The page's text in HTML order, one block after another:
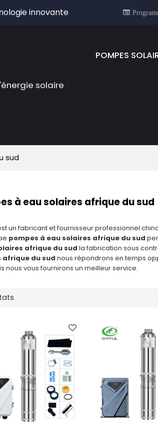
innovante
solaire
POMPES
sud
à eau solaires afrique du sud
un fabricant et fournisseur professionnel
pompes à eau solaires afrique du sud
afrique du sud la fabrication sous
afrique du sud nous répondrons en temps
nous vous fournirons un meilleur service.